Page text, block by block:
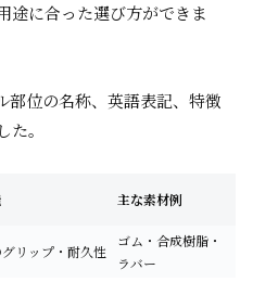
途に合った選び方ができま
部位の名称、英語表記、特徴
。
主な素材例
リップ・耐久性
ゴム・合成樹脂・
ラバー